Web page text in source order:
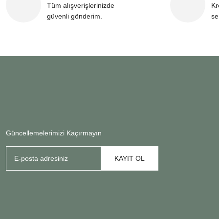
Tüm alışverişlerinizde
güvenli gönderim.
Güncellemelerimizi Kaçırmayın
KAYIT OL